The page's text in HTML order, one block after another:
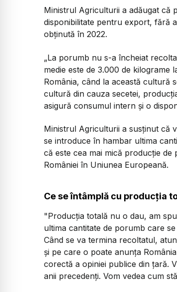
Ministrul Agriculturii a adăugat că
disponibilitate pentru export, fără
obţinută în 2022.
„La porumb nu s-a încheiat
medie este de 3.000 de kilograme
România, când la această cultură
cultură din cauza secetei,
asigură consumul intern şi o
Ministrul Agriculturii a susţinut că
se introduce în hambar ultima
că este cea mai mică producţie
României în Uniunea Europeană.
Ce se întâmplă cu producția
"Producţia totală nu o dau, am
ultima cantitate de porumb care
Când se va termina recoltatul,
şi pe care o poate anunţa
corectă a opiniei publice din ţară.
anii precedenţi. Vom vedea cum